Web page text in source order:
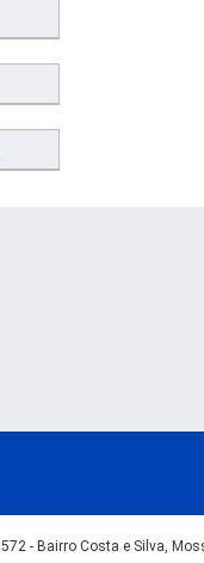
- Bairro Costa e Silva,